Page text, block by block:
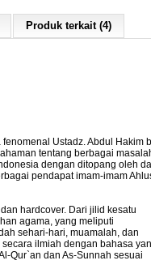
Produk terkait (4)
Ustadz. Abdul Hakim
tentang berbagai
dengan ditopang oleh
pendapat imam-imam
hardcover. Dari jilid kesatu
agama, yang meliputi
sehari-hari, muamalah, dan
ilmiah dengan bahasa
Qur`an dan As-Sunnah sesuai